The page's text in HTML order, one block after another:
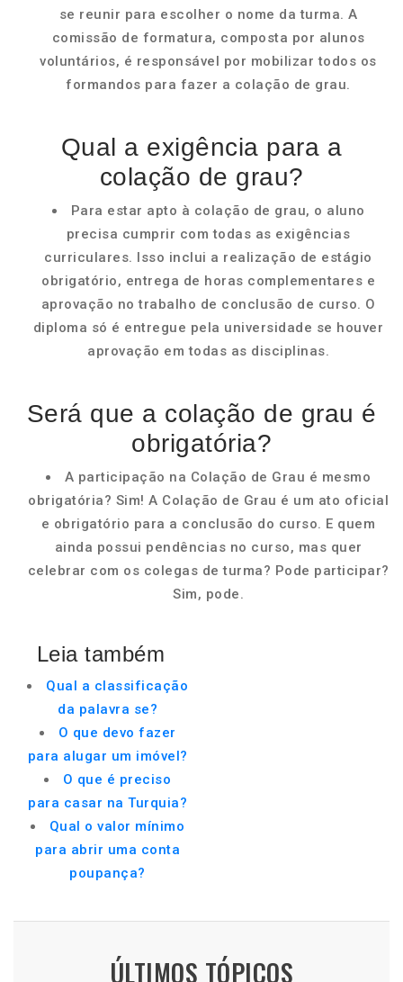
se reunir para escolher o nome da turma. A
comissão de formatura, composta por alunos
voluntários, é responsável por mobilizar todos os
formandos para fazer a colação de grau.
Qual a exigência para a
colação de grau?
Para estar apto à colação de grau, o aluno
precisa cumprir com todas as exigências
curriculares. Isso inclui a realização de estágio
obrigatório, entrega de horas complementares e
aprovação no trabalho de conclusão de curso. O
diploma só é entregue pela universidade se houver
aprovação em todas as disciplinas.
Será que a colação de grau é
obrigatória?
A participação na Colação de Grau é mesmo
obrigatória? Sim! A Colação de Grau é um ato oficial
e obrigatório para a conclusão do curso. E quem
ainda possui pendências no curso, mas quer
celebrar com os colegas de turma? Pode participar?
Sim, pode.
Leia também
Qual a classificação
da palavra se?
O que devo fazer
para alugar um imóvel?
O que é preciso
para casar na Turquia?
Qual o valor mínimo
para abrir uma conta
poupança?
ÚLTIMOS TÓPICOS